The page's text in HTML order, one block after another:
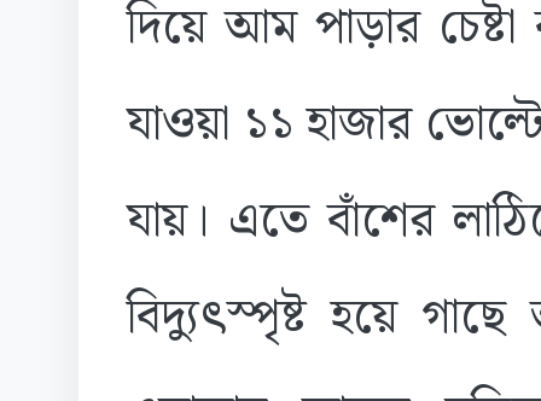
দিয়ে আম পাড়ার
যাওয়া ১১ হাজার
যায়। এতে বাঁশের
বিদ্যুৎস্পৃষ্ট হয়ে